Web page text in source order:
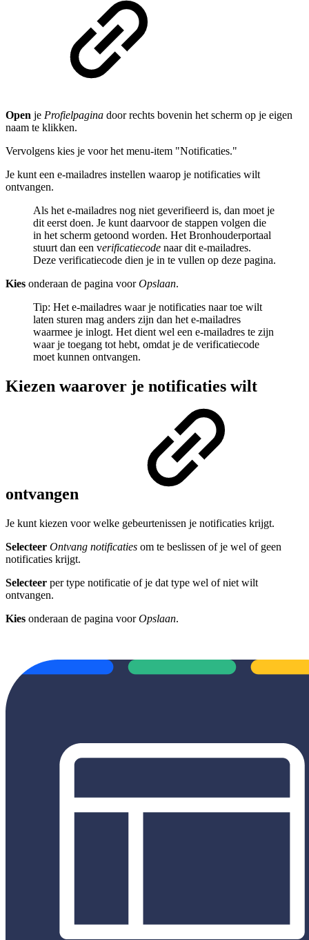
Open je Profielpagina door rechts bovenin het scherm op je eigen
naam te klikken.
Vervolgens kies je voor het menu-item "Notificaties."
Je kunt een e-mailadres instellen waarop je notificaties wilt
ontvangen.
Als het e-mailadres nog niet geverifieerd is, dan moet je
dit eerst doen. Je kunt daarvoor de stappen volgen die
in het scherm getoond worden. Het Bronhouderportaal
stuurt dan een verificatiecode naar dit e-mailadres.
Deze verificatiecode dien je in te vullen op deze pagina.
Kies onderaan de pagina voorOpslaan.
Tip: Het e-mailadres waar je notificaties naar toe wilt
laten sturen mag anders zijn dan het e-mailadres
waarmee je inlogt. Het dient wel een e-mailadres te zijn
waar je toegang tot hebt, omdat je de verificatiecode
moet kunnen ontvangen.
Kiezen waarover je notificaties wilt
ontvangen
Je kunt kiezen voor welke gebeurtenissen je notificaties krijgt.
Selecteer Ontvang notificaties om te beslissen of je wel of geen
notificaties krijgt.
Selecteer per type notificatie of je dat type wel of niet wilt
ontvangen.
Kies onderaan de pagina voorOpslaan.